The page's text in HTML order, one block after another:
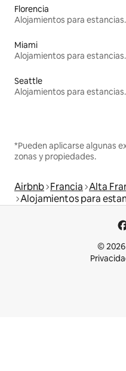
Florencia
Miami
Seattle
*Pueden aplicarse algunas
zonas y propiedades.
Airbnb Francia Alta
Alojamientos para
©